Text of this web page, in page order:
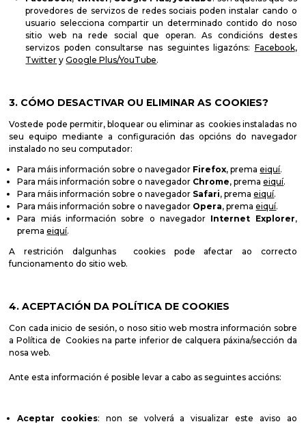
provedores de servizos de redes sociais poden instalar cando o
usuario selecciona compartir un determinado contido do noso
sitio web na rede social que operan. As condicións destes
servizos poden consultarse nas seguintes ligazóns: Facebook,
Twitter yGoogle Plus/YouTube.
3. CÓMO DESACTIVAR OU ELIMINAR AS COOKIES?
Vostede pode permitir, bloquear ou eliminar as cookies instaladas no
seu equipo mediante a configuración das opcións do navegador
instalado no seu computador:
Para máis información sobre o navegador Firefox, premaeiquí.
Para máis información sobre o navegador Chrome, premaeiquí.
Para máis información sobre o navegador Safari, premaeiquí.
Para máis información sobre o navegador Opera, premaeiquí.
Para miás información sobre o navegador Internet Explorer,
premaeiquí.
A restrición dalgunhas cookies pode afectar ao correcto
funcionamento do sitio web.
4. ACEPTACIÓN DA POLÍTICA DE COOKIES
Con cada inicio de sesión, o noso sitio web mostra información sobre
a Política de Cookies na parte inferior de calquera páxina/sección da
nosa web.
Ante esta información é posible levar a cabo as seguintes accións:
Aceptar cookies: non se volverá a visualizar este aviso ao